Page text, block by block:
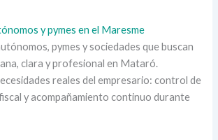
y pymes en el Maresme
pymes y sociedades que buscan
clara y profesional en Mataró.
reales del empresario: control de
y acompañamiento continuo durante